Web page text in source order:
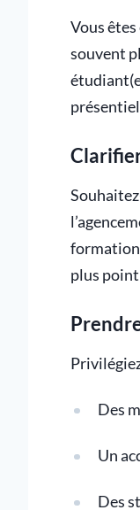
Vous
souvent
formation
plus
Des
Un
Des